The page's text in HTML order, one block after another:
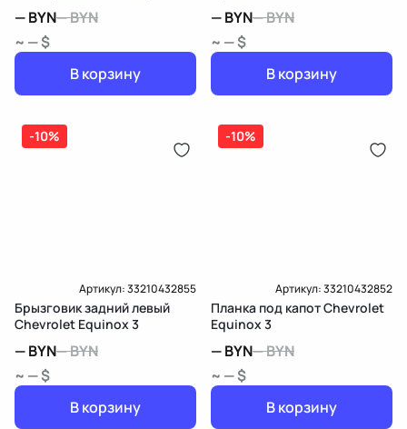
—BYN—BYN
~ — $
В корзину
—BYN—BYN
~ — $
В корзину
-10%
Артикул:33210432855
Брызговик задний левый
Chevrolet Equinox 3
—BYN—BYN
~ — $
В корзину
-10%
Артикул:33210432852
Планка под капот Chevrolet
Equinox 3
—BYN—BYN
~ — $
В корзину